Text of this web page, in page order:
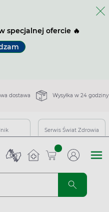
specjalnej ofercie 🔥
dostawa Wysyłka w 24 godziny
Serwis Świat Zdrowia
sztuk